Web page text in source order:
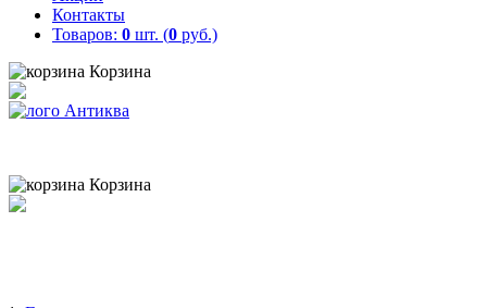
Контакты
Товаров: 0 шт. (0 руб.)
Корзина
Корзина